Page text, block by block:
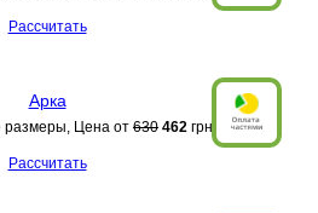
Рассчитать
Арка
размеры, Цена от 630 462 грн
Рассчитать